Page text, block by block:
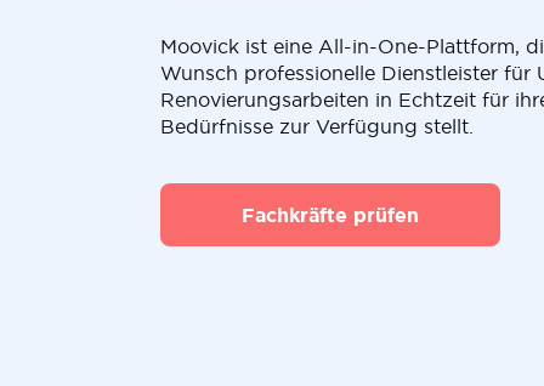
Moovick ist eine All-in-One-Plattform,
Wunsch professionelle Dienstleister für
Renovierungsarbeiten in Echtzeit für
Bedürfnisse zur Verfügung stellt.
Fachkräfte prüfen